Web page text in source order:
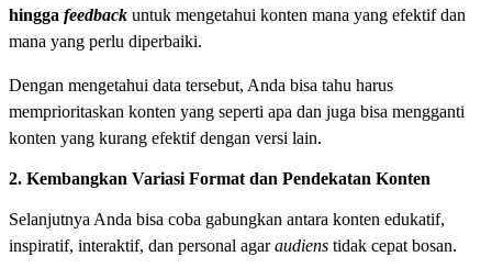
hingga feedback untuk mengetahui konten mana yang efektif dan
mana yang perlu diperbaiki.
Dengan mengetahui data tersebut, Anda bisa tahu harus
memprioritaskan konten yang seperti apa dan juga bisa mengganti
konten yang kurang efektif dengan versi lain.
2. Kembangkan Variasi Format dan Pendekatan Konten
Selanjutnya Anda bisa coba gabungkan antara konten edukatif,
inspiratif, interaktif, dan personal agaraudiens tidak cepat bosan.